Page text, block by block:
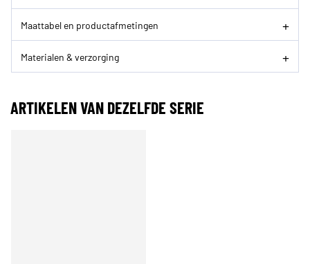
Maattabel en productafmetingen
Materialen & verzorging
ARTIKELEN VAN DEZELFDE SERIE